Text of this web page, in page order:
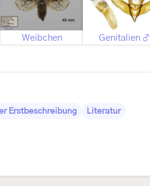
Weibchen Genitalien ♂
Erstbeschreibung Literatur